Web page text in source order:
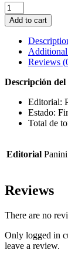
VAMPIRE
KNIGHT
12
quantity
Add to cart
Reviews
Descripción
Editorial:
Estado:
Total de
Editorial Panini
Reviews
There are no
Only logged in
leave a review.